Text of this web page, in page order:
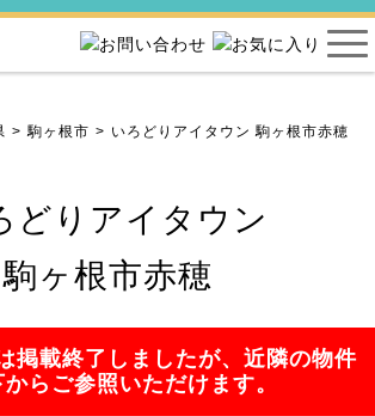
駒ヶ根市 いろどりアイタウン 駒ヶ根市赤穂
どりアイタウン
駒ヶ根市赤穂
掲載終了しましたが、近隣の物件
らご参照いただけます。